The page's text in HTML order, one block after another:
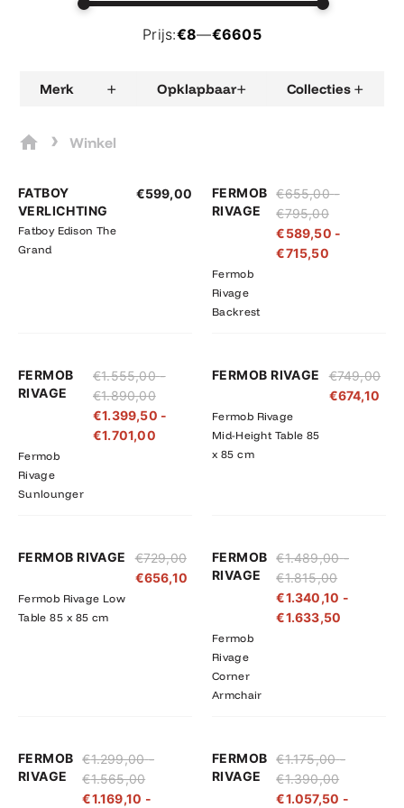
Prijs:€8—€6605
Merk + Opklapbaar+ Collecties +
› Winkel
FATBOY
VERLICHTING
Fatboy Edison The
Grand
€599,00
FERMOB
RIVAGE
Fermob
Rivage
Backrest
€655,00 -
€795,00
€655,00
tot
€795,00
€589,50 -
€715,50
€589,50
tot
€715,50
FERMOB
RIVAGE
Fermob
Rivage
Sunlounger
€1.555,00 -
€1.890,00
€1.555,00
tot
€1.890,00
€1.399,50 -
€1.701,00
€1.399,50
tot
€1.701,00
FERMOB RIVAGE
Fermob Rivage
Mid-Height Table 85
x 85 cm
€749,00
€674,10
FERMOB RIVAGE
Fermob Rivage Low
Table 85 x 85 cm
€729,00
€656,10
FERMOB
RIVAGE
Fermob
Rivage
Corner
Armchair
€1.489,00 -
€1.815,00
€1.489,00
tot
€1.815,00
€1.340,10 -
€1.633,50
€1.340,10
FERMOB
RIVAGE
€1.299,00 -
€1.565,00
€1.299,00
tot
€1.565,00
€1.169,10 -
€1.169,10
€1.408,50
FERMOB
RIVAGE
€1.175,00 -
€1.390,00
€1.175,00
tot
€1.390,00
€1.057,50 -
€1.057,50
tot
€1.251,00